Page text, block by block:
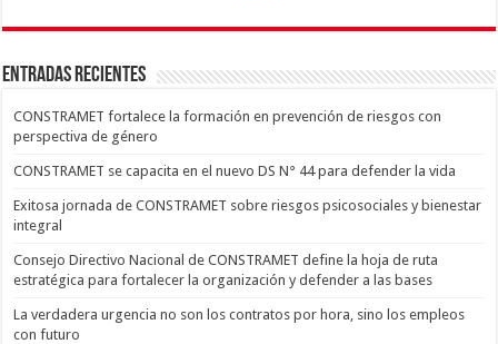
ENTRADAS RECIENTES
CONSTRAMET fortalece la formación en prevención de riesgos con
perspectiva de género
CONSTRAMET se capacita en el nuevo DS N° 44 para defender la vida
Exitosa jornada de CONSTRAMET sobre riesgos psicosociales y bienestar
integral
Consejo Directivo Nacional de CONSTRAMET define la hoja de ruta
estratégica para fortalecer la organización y defender a las bases
La verdadera urgencia no son los contratos por hora, sino los empleos
con futuro